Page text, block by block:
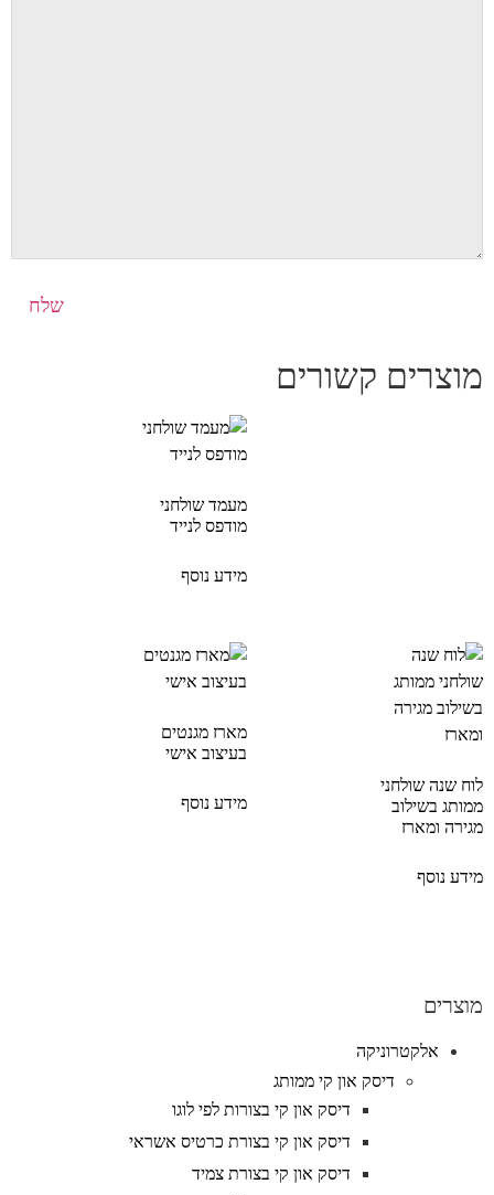
מוצרים
אלקטרוניקה
דיסק און קי ממותג
דיסק און קי בצורות לפי לוגו
דיסק און קי בצורת כרטיס אשראי
דיסק און קי בצורת צמיד
מוצרים קשורים
מעמד שולחני
מודפס לנייד
מידע נוסף
לוח שנה שולחני
ממותג בשילוב
מגירה ומארז
מידע נוסף
מארז מגנטים
בעיצוב אישי
מידע נוסף